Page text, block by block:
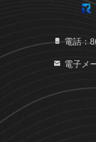
電話：
電子メ